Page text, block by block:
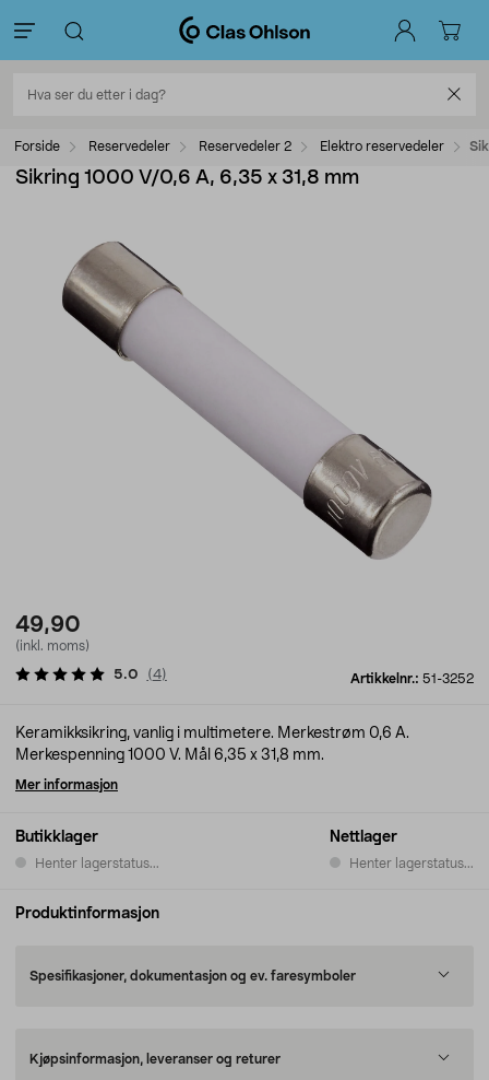
Forside Reservedeler Reservedeler 2 Elektro reservedeler
Sikring 1000 V/0,6 A, 6,35 x 31,8 mm
49,90
(inkl. moms)
Artikkelnr.: 51-3252
5.0 (4)
Butikklager
Henter lagerstatus...
Nettlager
Henter lagerstatus...
Keramikksikring, vanlig i multimetere. Merkestrøm 0,6 A.
Merkespenning 1000 V. Mål 6,35 x 31,8 mm.
Mer informasjon
Produktinformasjon
Spesifikasjoner, dokumentasjon og ev. faresymboler
Kjøpsinformasjon, leveranser og returer